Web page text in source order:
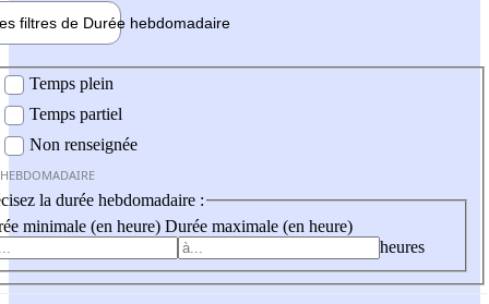
filtres de Durée hebdomadaire
Temps plein
Temps partiel
Non renseignée
la durée hebdomadaire :
minimale (en heure) Durée maximale (en heure)
heures